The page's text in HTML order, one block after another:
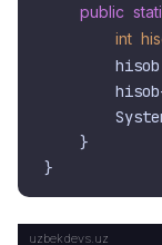
public
int
    }